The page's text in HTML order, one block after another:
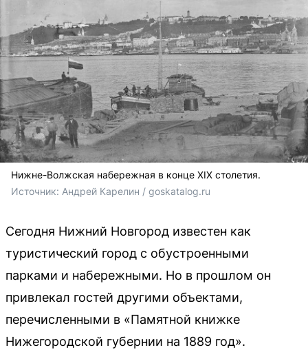
Нижне-Волжская набережная в конце XIX столетия.
Источник: Андрей Карелин / goskatalog.ru
Сегодня Нижний Новгород известен как
туристический город с обустроенными
парками и набережными. Но в прошлом он
привлекал гостей другими объектами,
перечисленными в «Памятной книжке
Нижегородской губернии на 1889 год».